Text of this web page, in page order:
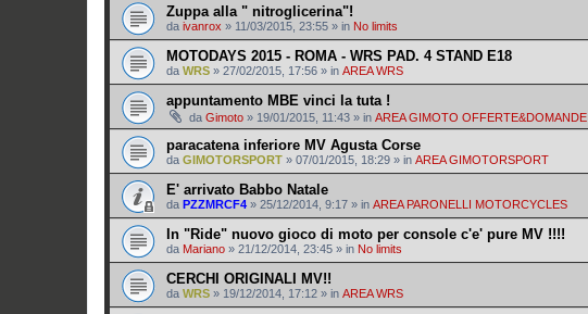
Zuppa alla " nitroglicerina"!
da ivanrox » 11/03/2015, 23:55 » in No limits
MOTODAYS 2015 - ROMA - WRS PAD. 4 STAND E18
da WRS » 27/02/2015, 17:56 » in AREA WRS
appuntamento MBE vinci la tuta !
da Gimoto » 19/01/2015, 11:43 » in AREA GIMOTO OFFERTE&DOMANDE
paracatena inferiore MV Agusta Corse
da GIMOTORSPORT » 07/01/2015, 18:29 » in AREA GIMOTORSPORT
E' arrivato Babbo Natale
da PZZMRCF4 » 25/12/2014, 9:17 » in AREA PARONELLI MOTORCYCLES
In "Ride" nuovo gioco di moto per console c'e' pure MV !!!!
da Mariano » 21/12/2014, 23:45 » in No limits
CERCHI ORIGINALI MV!!
da WRS » 19/12/2014, 17:12 » in AREA WRS